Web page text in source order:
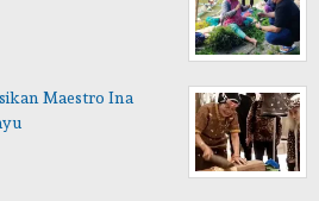
Maestro Ina